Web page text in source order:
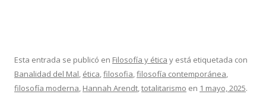
Esta entrada se publicó en Filosofía y ética y está etiquetada con
Banalidad del Mal, ética,filosofia,filosofía contemporánea,
filosofía moderna, Hannah Arendt,totalitarismo en 1 mayo, 2025.